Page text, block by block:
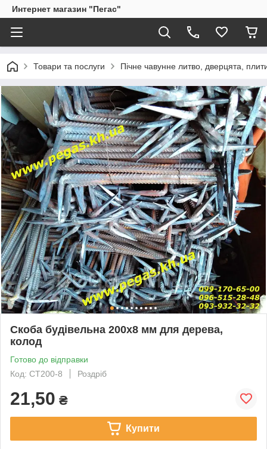
Интернет магазин "Пегас"
Товари та послуги Пічне чавунне литво, дверцята,
Скоба будівельна 200х8 мм для дерева,
колод
Готово до відправки
Код: СТ200-8
Роздріб
21,50 ₴
Купити